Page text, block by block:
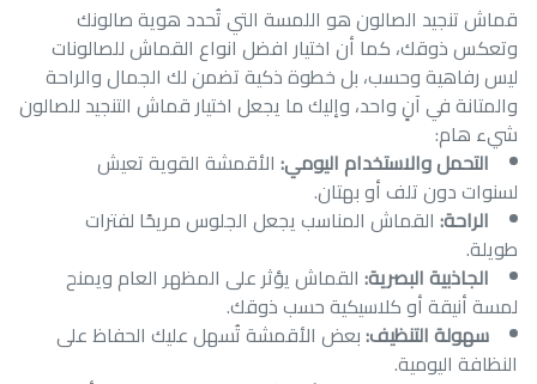
قماش تنجيد الصالون هو اللمسة التي تُحدد هوية صالونك
وتعكس ذوقك، كما أن اختيار افضل انواع القماش للصالونات
ليس رفاهية وحسب، بل خطوة ذكية تضمن لك الجمال والراحة
والمتانة في آنٍ واحد، وإليك ما يجعل اختيار قماش التنجيد للصالون
شيء هام:
التحمل والاستخدام اليومي: الأقمشة القوية تعيش
لسنوات دون تلف أو بهتان.
الراحة: القماش المناسب يجعل الجلوس مريحًا لفترات
طويلة.
الجاذبية البصرية: القماش يؤثر على المظهر العام ويمنح
لمسة أنيقة أو كلاسيكية حسب ذوقك.
سهولة التنظيف:بعض الأقمشة تُسهل عليك الحفاظ على
النظافة اليومية.